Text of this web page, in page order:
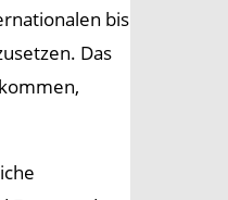
bis
Das